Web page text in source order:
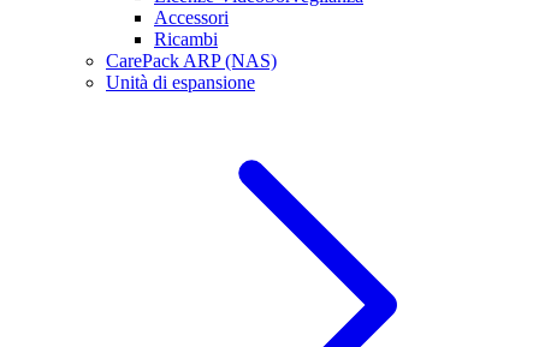
Accessori
Ricambi
CarePack ARP (NAS)
Unità di espansione